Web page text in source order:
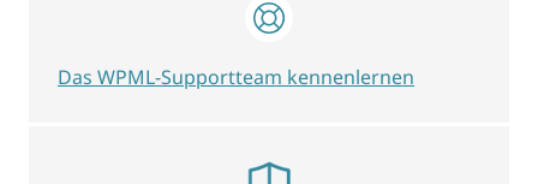
Das WPML-Supportteam kennenlernen